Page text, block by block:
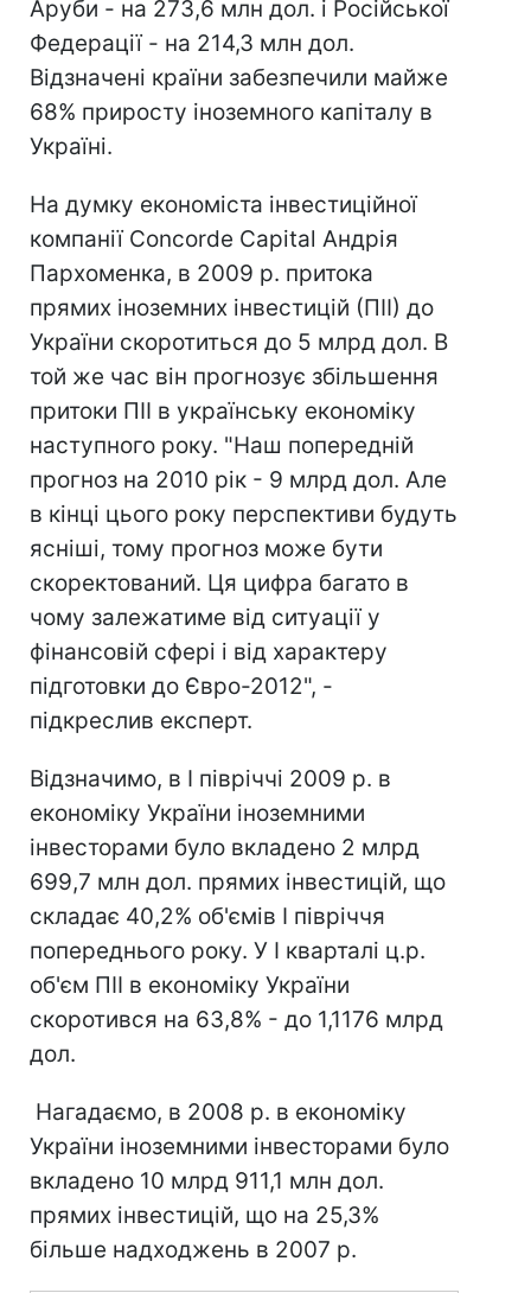
Аруби - на 273,6 млн дол. і Російської
Федерації - на 214,3 млн дол.
Відзначені країни забезпечили майже
68% приросту іноземного капіталу в
Україні.
На думку економіста інвестиційної
компанії Concorde Capital Андрія
Пархоменка, в 2009 р. притока
прямих іноземних інвестицій (ПІІ) до
України скоротиться до 5 млрд дол. В
той же час він прогнозує збільшення
притоки ПІІ в українську економіку
наступного року. "Наш попередній
прогноз на 2010 рік - 9 млрд дол. Але
в кінці цього року перспективи будуть
ясніші, тому прогноз може бути
скоректований. Ця цифра багато в
чому залежатиме від ситуації у
фінансовій сфері і від характеру
підготовки до Євро-2012", -
підкреслив експерт.
Відзначимо, в I півріччі 2009 р. в
економіку України іноземними
інвесторами було вкладено 2 млрд
699,7 млн дол. прямих інвестицій, що
складає 40,2% об'ємів I півріччя
попереднього року. У I кварталі ц.р.
об'єм ПІІ в економіку України
скоротився на 63,8% - до 1,1176 млрд
дол.
Нагадаємо, в 2008 р. в економіку
України іноземними інвесторами було
вкладено 10 млрд 911,1 млн дол.
прямих інвестицій, що на 25,3%
більше надходжень в 2007 р.